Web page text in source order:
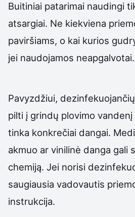
Buitiniai patarimai naudingi
atsargiai. Ne kiekviena
paviršiams, o kai kurios
jei naudojamos neapgalvotai.
Pavyzdžiui,
pilti į grindų plovimo
tinka konkrečiai dangai.
akmuo ar vinilinė danga gali
chemiją. Jei norisi
saugiausia vadovautis
instrukcija.